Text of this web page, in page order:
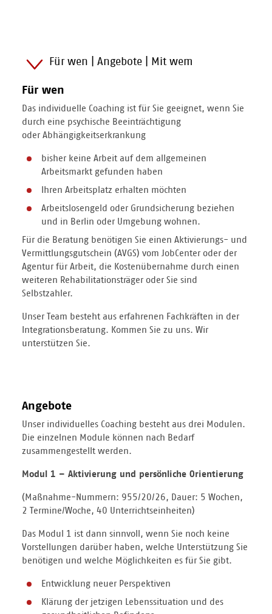
Für wen | Angebote | Mit wem
Für wen
Das individuelle Coaching ist für Sie geeignet, wenn Sie
durch eine psychische Beeinträchtigung
oder Abhängigkeitserkrankung
bisher keine Arbeit auf dem allgemeinen
Arbeitsmarkt gefunden haben
Ihren Arbeitsplatz erhalten möchten
Arbeitslosengeld oder Grundsicherung beziehen
und in Berlin oder Umgebung wohnen.
Für die Beratung benötigen Sie einen Aktivierungs- und
Vermittlungsgutschein (AVGS) vom JobCenter oder der
Agentur für Arbeit, die Kostenübernahme durch einen
weiteren Rehabilitationsträger oder Sie sind
Selbstzahler.
Unser Team besteht aus erfahrenen Fachkräften in der
Integrationsberatung. Kommen Sie zu uns. Wir
unterstützen Sie.
Angebote
Unser individuelles Coaching besteht aus drei Modulen.
Die einzelnen Module können nach Bedarf
zusammengestellt werden.
Modul 1 – Aktivierung und persönliche Orientierung
(Maßnahme-Nummern: 955/20/26, Dauer: 5 Wochen,
2 Termine/Woche, 40 Unterrichtseinheiten)
Das Modul 1 ist dann sinnvoll, wenn Sie noch keine
Vorstellungen darüber haben, welche Unterstützung Sie
benötigen und welche Möglichkeiten es für Sie gibt.
Entwicklung neuer Perspektiven
Klärung der jetzigen Lebenssituation und des